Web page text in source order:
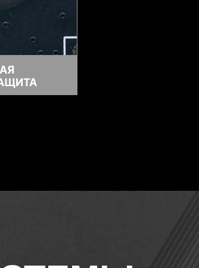
работу.